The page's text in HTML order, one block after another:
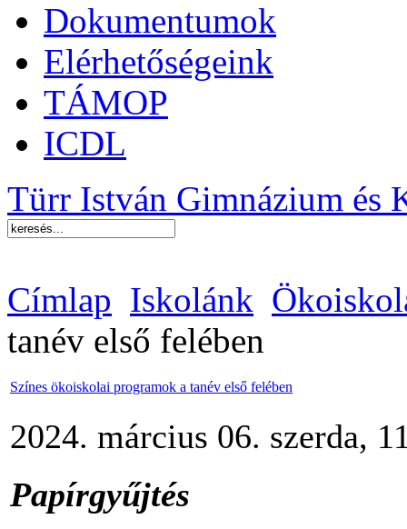
Dokumentumok
Elérhetőségeink
TÁMOP
ICDL
Türr István Gimnázium és
Címlap Iskolánk
tanév első felében
Színes ökoiskolai programok a tanév első felében
2024. március 06. szerda,
Papírgyűjtés